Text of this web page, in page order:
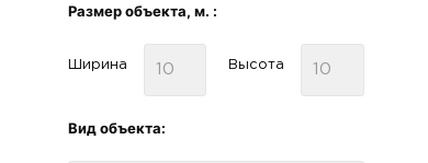
Размер объекта, м. :
Ширина Высота
Вид объекта: